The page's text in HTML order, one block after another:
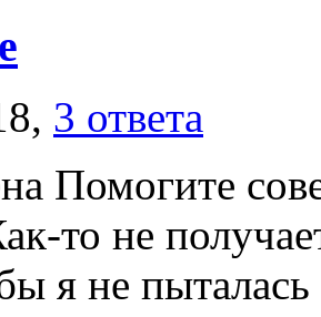
3 ответа
Помогите
то не
я не пыталась